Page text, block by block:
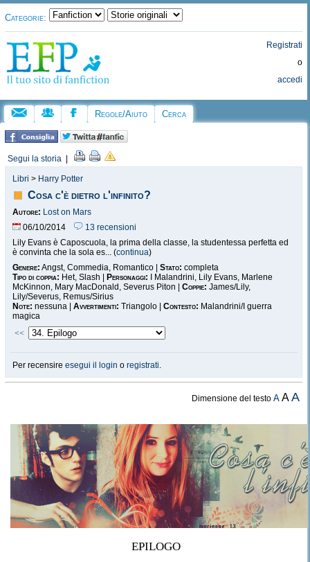
Categorie:
Registrati
o
accedi
Regole/Aiuto Cerca
Segui la storia
Libri > Harry Potter
Cosa c'è dietro l'infinito?
Autore: Lost on Mars
06/10/2014
13 recensioni
Lily Evans è Caposcuola, la prima della classe, la studentessa perfetta ed
è convinta che la sola es... (continua)
Genere: Angst, Commedia, Romantico | Stato: completa
Tipo di coppia: Het, Slash | Personaggi: I Malandrini, Lily Evans, Marlene
McKinnon, Mary MacDonald, Severus Piton | Coppie: James/Lily,
Lily/Severus, Remus/Sirius
Note: nessuna | Avvertimenti: Triangolo | Contesto: Malandrini/I guerra
magica
<<
Per recensire esegui il login o registrati.
Dimensione del testoA AA
EPILOGO